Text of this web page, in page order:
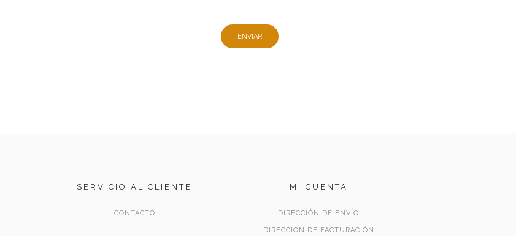
SERVICIO AL CLIENTE
CONTACTO
MI CUENTA
DIRECCIÓN DE ENVÍO
DIRECCIÓN DE FACTURACIÓN